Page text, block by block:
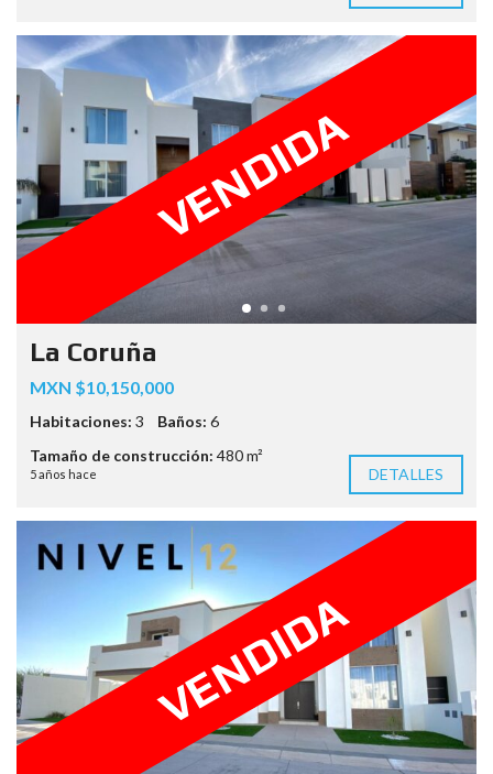
VENDIDA
La Coruña
MXN $10,150,000
Habitaciones: 3 Baños: 6
Tamaño de construcción: 480 m²
5 años hace DETALLES
VENDIDA